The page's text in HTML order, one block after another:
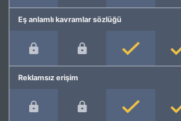
Eş anlamlı kavramlar sözlüğü
Reklamsız erişim